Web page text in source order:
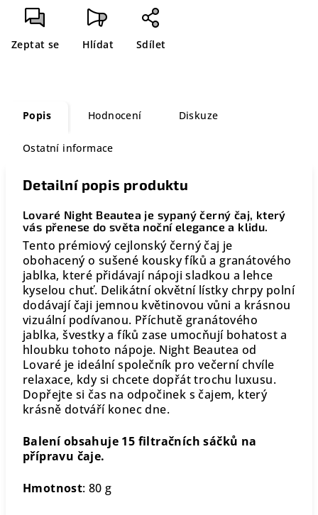
Zeptat se Hlídat Sdílet
Popis Hodnocení Diskuze
Ostatní informace
Detailní popis produktu
Lovaré Night Beautea je sypaný černý čaj, který
vás přenese do světa noční elegance a klidu.
Tento prémiový cejlonský černý čaj je
obohacený o sušené kousky fíků a granátového
jablka, které přidávají nápoji sladkou a lehce
kyselou chuť. Delikátní okvětní lístky chrpy polní
dodávají čaji jemnou květinovou vůni a krásnou
vizuální podívanou. Příchutě granátového
jablka, švestky a fíků zase umocňují bohatost a
hloubku tohoto nápoje. Night Beautea od
Lovaré je ideální společník pro večerní chvíle
relaxace, kdy si chcete dopřát trochu luxusu.
Dopřejte si čas na odpočinek s čajem, který
krásně dotváří konec dne.
Balení obsahuje 15 filtračních sáčků na
přípravu čaje.
Hmotnost: 80 g